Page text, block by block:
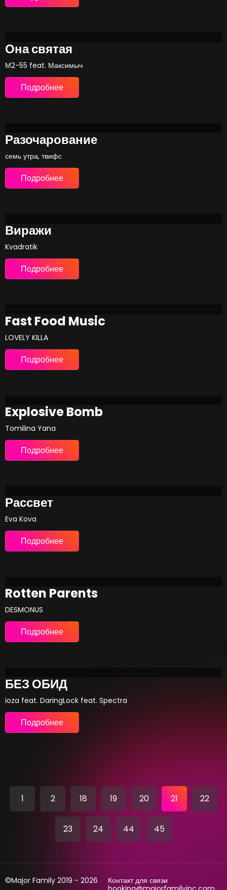
Она святая
М2-55 feat. Максимыч
Подробнее
Разочарование
семь утра, твифс
Подробнее
Виражи
Kvadratik
Подробнее
Fast Food Music
LOVELY KILLA
Подробнее
Explosive Bomb
Tomilina Yana
Подробнее
Рассвет
Eva Kova
Подробнее
Rotten Parents
DESMONUS
Подробнее
БЕЗ ОБИД
ioza feat. DaringLock feat. Spectra
Подробнее
1 2 18 19 20 21 22
23 24 44 45
©Major Family 2019 - 2026
Контакт для связи